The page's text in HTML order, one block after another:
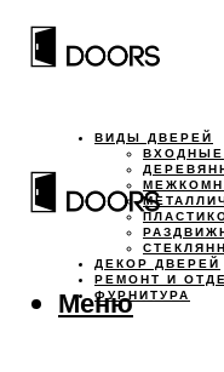
ВИДЫ ДВЕРЕЙ
ВХОДНЫЕ
ДЕКОР ДВЕРЕЙ
РЕМОНТ И
ФУРНИТУРА
Меню